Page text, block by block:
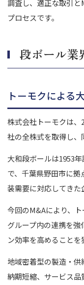
調査し、適正な取引
プロセスです。
段ボール業
トーモクによる
株式会社トーモクは
社の全株式を取得し、
大和段ボールは1953
で、千葉県野田市に
装需要に対応してきた
今回のM&Aにより、
グループ内の連携を
ン効率を高めることを
地域密着型の製造・
納期短縮、サービス